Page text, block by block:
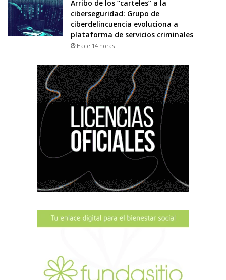
Arribo de los “carteles” a la
ciberseguridad: Grupo de
ciberdelincuencia evoluciona a
plataforma de servicios criminales
Hace 14 horas